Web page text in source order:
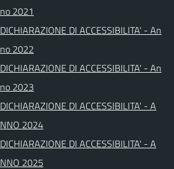
no 2021
DICHIARAZIONE DI ACCESSIBILITA' - An
no 2022
DICHIARAZIONE DI ACCESSIBILITA' - An
no 2023
DICHIARAZIONE DI ACCESSIBILITA' - A
NNO 2024
DICHIARAZIONE DI ACCESSIBILITA' - A
NNO 2025